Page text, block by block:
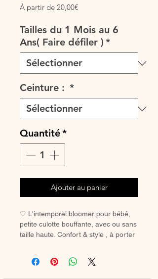
À partir de 20,00€Prix
Tailles du 1 Mois au 6
Ans( Faire défiler ) *
Ceinture : *
Quantité*
Ajouter au panier
♡ L'intemporel bloomer pour bébé,
petite culotte bouffante, avec ou sans
taille haute. Confort & style , à porter
♡ Petit Bloomer entièrement réalisé à